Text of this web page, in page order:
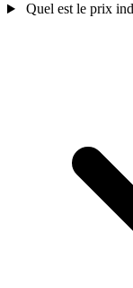
Quel est le prix